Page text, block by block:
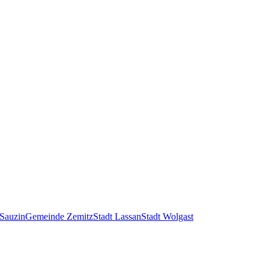
Gemeinde ZemitzStadt LassanStadt Wolgast